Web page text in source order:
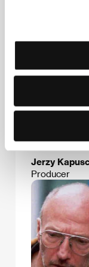
Jerzy
Producer